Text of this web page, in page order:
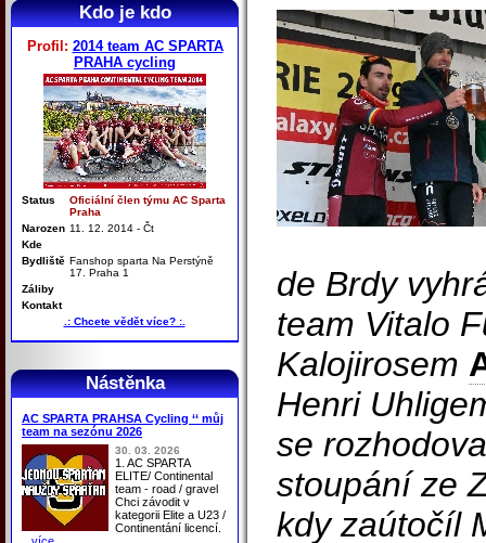
Kdo je kdo
Profil: 2014 team AC SPARTA
PRAHA cycling
Status
Oficiální člen týmu AC Sparta
Praha
Narozen 11. 12. 2014 - Čt
Kde
Bydliště Fanshop sparta Na Perstýně
17. Praha 1
Záliby
Kontakt
.: Chcete vědět více? :.
Nástěnka
AC SPARTA PRAHSA Cycling ‘‘ můj
team na sezónu 2026
30. 03. 2026
1. AC SPARTA
ELITE/ Continental
team - road / gravel
Chci závodit v
kategorii Elite a U23 /
Continentání licencí.
de Brdy
team Vitalo
Kalojirosem
Henri
se
stoupání ze
kdy zaútočíl